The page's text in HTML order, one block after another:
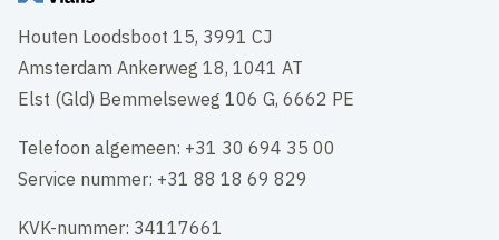
Houten Loodsboot 15, 3991 CJ
Amsterdam Ankerweg 18, 1041 AT
Elst (Gld) Bemmelseweg 106 G, 6662 PE
Telefoon algemeen: +31 30 694 35 00
Service nummer: +31 88 18 69 829
KVK-nummer: 34117661